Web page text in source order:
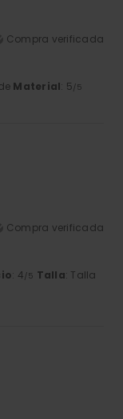
Compra verificada
Material: 5/5
Compra verificada
: 4/5 Talla: Talla